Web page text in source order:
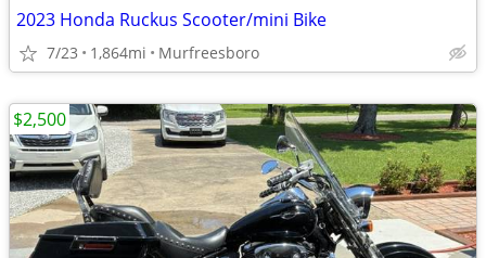
2023 Honda Ruckus Scooter/mini Bike
7/23 1,864mi Murfreesboro
$2,500